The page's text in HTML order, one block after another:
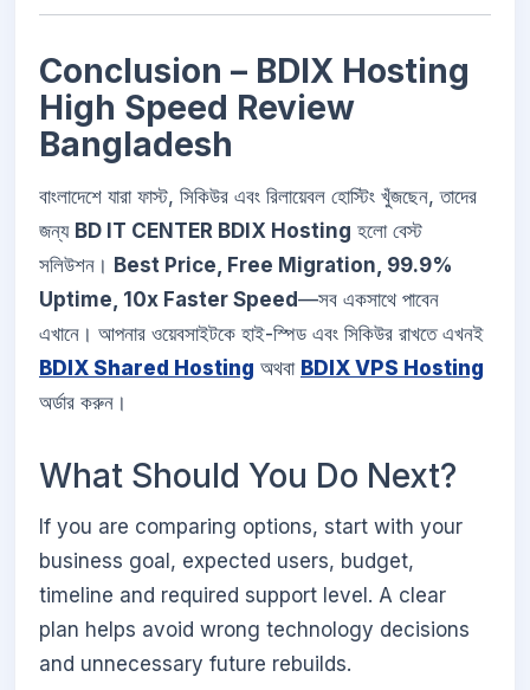
Conclusion – BDIX Hosting
High Speed Review
Bangladesh
বাংলাদেশে যারা ফাস্ট, সিকিউর এবং রিলায়েবল হোস্টিং খুঁজছেন, তাদের
জন্য BD IT CENTER BDIX Hosting হলো বেস্ট
সলিউশন। Best Price, Free Migration, 99.9%
Uptime, 10x Faster Speed—সব একসাথে পাবেন
এখানে। আপনার ওয়েবসাইটকে হাই-স্পিড এবং সিকিউর রাখতে এখনই
BDIX Shared Hosting অথবা BDIX VPS Hosting
অর্ডার করুন।
What Should You Do Next?
If you are comparing options, start with your
business goal, expected users, budget,
timeline and required support level. A clear
plan helps avoid wrong technology decisions
and unnecessary future rebuilds.